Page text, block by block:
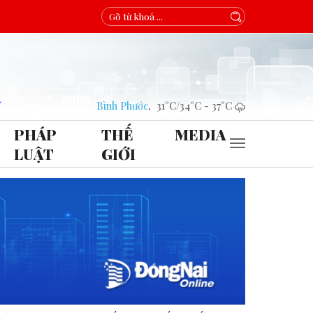
Bình Phước, 31°C/34°C - 37°C
PHÁP
LUẬT
THẾ
GIỚI
MEDIA